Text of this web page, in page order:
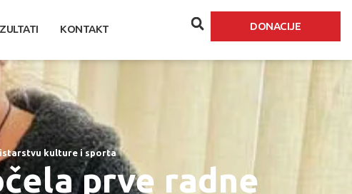
KONTAKT DONACIJE
kulture i sporta
prve radne